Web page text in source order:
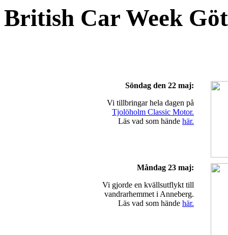
British Car Week
Söndag den 22 maj:
Vi tillbringar hela dagen på
Tjolöholm Classic Motor.
Läs vad som hände här.
Måndag 23 maj:
Vi gjorde en kvällsutflykt till
vandrarhemmet i Anneberg.
Läs vad som hände här.